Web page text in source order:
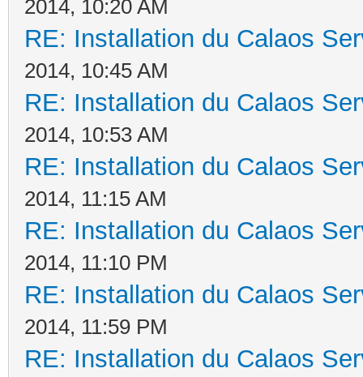
2014, 10:20 AM
RE: Installation du Calaos
2014, 10:45 AM
RE: Installation du Calaos
2014, 10:53 AM
RE: Installation du Calaos
2014, 11:15 AM
RE: Installation du Calaos
2014, 11:10 PM
RE: Installation du Calaos
2014, 11:59 PM
RE: Installation du Calaos